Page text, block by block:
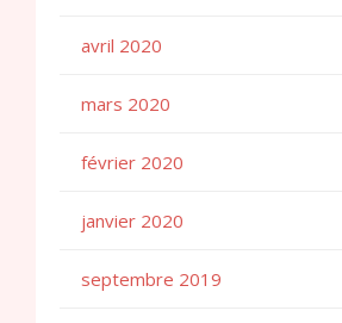
avril 2020
mars 2020
février 2020
janvier 2020
septembre 2019